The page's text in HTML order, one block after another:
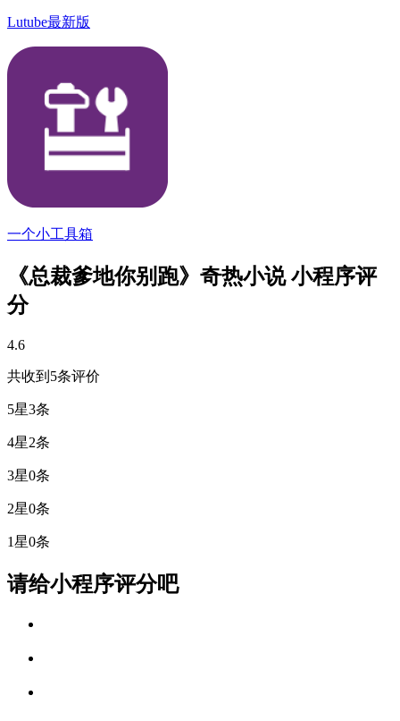
Lutube最新版
一个小工具箱
《总裁爹地你别跑》奇热小说 小程序评
分
4.6
共收到5条评价
5星3条
4星2条
3星0条
2星0条
1星0条
请给小程序评分吧